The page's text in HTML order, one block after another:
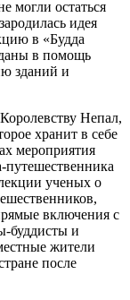
могли остаться
идея
в «Будда
в помощь
зданий и
Непал,
хранит в себе
мероприятия
путешественника
ученых о
включения с
буддисты и
жители
после